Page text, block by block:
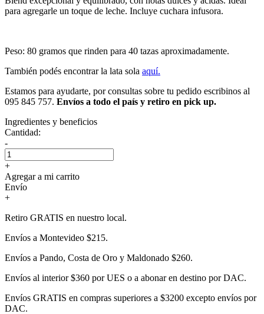
para agregarle un toque de leche. Incluye cuchara infusora.
Peso: 80 gramos que rinden para 40 tazas aproximadamente.
También podés encontrar la lata sola aquí.
Estamos para ayudarte, por consultas sobre tu pedido escribinos al
095 845 757. Envíos a todo el país y retiro en pick up.
Ingredientes y beneficios
Cantidad:
-
+
Agregar a mi carrito
Envío
+
Retiro GRATIS en nuestro local.
Envíos a Montevideo $215.
Envíos a Pando, Costa de Oro y Maldonado $260.
Envíos al interior $360 por UES o a abonar en destino por DAC.
Envíos GRATIS en compras superiores a $3200 excepto envíos por
DAC.